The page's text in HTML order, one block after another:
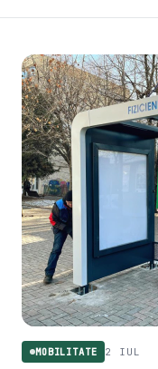
MOBILITATE 2 IUL